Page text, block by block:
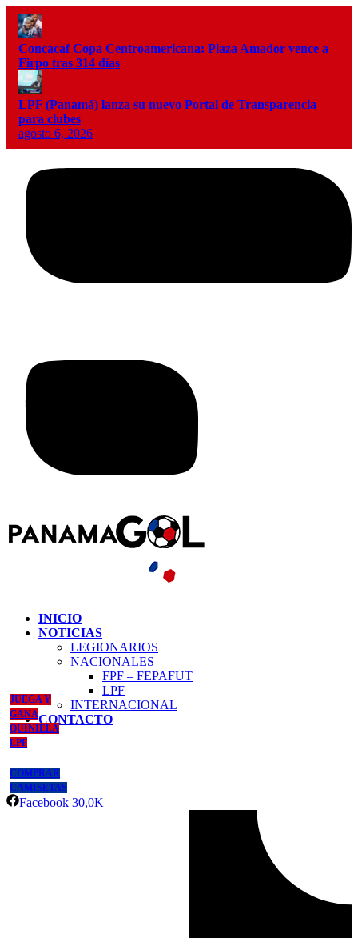
Concacaf Copa Centroamericana: Plaza Amador vence a
Firpo tras 314 días
LPF (Panamá) lanza su nuevo Portal de Transparencia
para clubes
agosto 6, 2026
INICIO
NOTICIAS
LEGIONARIOS
NACIONALES
FPF – FEPAFUT
LPF
INTERNACIONAL
CONTACTO
JUEGA Y
GANA
QUINIELA
LPF
COMPRAR
CAMISETAS
Facebook 30,0K